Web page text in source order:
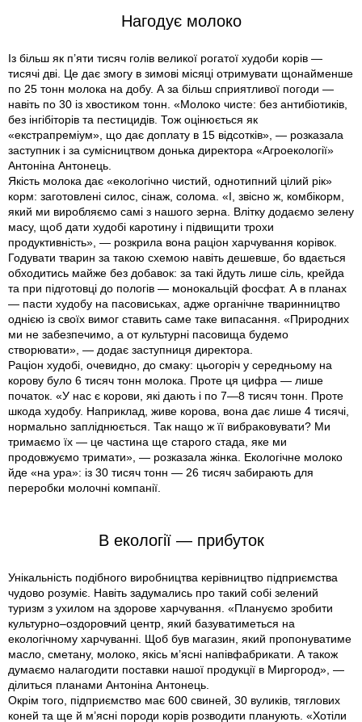
Нагодує молоко
Із більш як п’яти тисяч голів великої рогатої худоби корів —
тисячі дві. Це дає змогу в зимові місяці отримувати щонайменше
по 25 тонн молока на добу. А за більш сприятливої погоди —
навіть по 30 із хвостиком тонн. «Молоко чисте: без антибіотиків,
без інгібіторів та пестицидів. Тож оцінюється як
«екстрапреміум», що дає доплату в 15 відсотків», — розказала
заступник і за сумісництвом донька директора «Агроекології»
Антоніна Антонець.
Якість молока дає «екологічно чистий, однотипний цілий рік»
корм: заготовлені силос, сінаж, солома. «І, звісно ж, комбікорм,
який ми виробляємо самі з нашого зерна. Влітку додаємо зелену
масу, щоб дати худобі каротину і підвищити трохи
продуктивність», — розкрила вона раціон харчування корівок.
Годувати тварин за такою схемою навіть дешевше, бо вдається
обходитись майже без добавок: за такі йдуть лише сіль, крейда
та при підготовці до пологів — монокальцій фосфат. А в планах
— пасти худобу на пасовиськах, адже органічне тваринництво
однією із своїх вимог ставить саме таке випасання. «Природних
ми не забезпечимо, а от культурні пасовища будемо
створювати», — додає заступниця директора.
Раціон худобі, очевидно, до смаку: цьогоріч у середньому на
корову було 6 тисяч тонн молока. Проте ця цифра — лише
початок. «У нас є корови, які дають і по 7—8 тисяч тонн. Проте
шкода худобу. Наприклад, живе корова, вона дає лише 4 тисячі,
нормально запліднюється. Так нащо ж її вибраковувати? Ми
тримаємо їх — це частина ще старого стада, яке ми
продовжуємо тримати», — розказала жінка. Екологічне молоко
йде «на ура»: із 30 тисяч тонн — 26 тисяч забирають для
переробки молочні компанії.
В екології — прибуток
Унікальність подібного виробництва керівництво підприємства
чудово розуміє. Навіть задумались про такий собі зелений
туризм з ухилом на здорове харчування. «Плануємо зробити
культурно–оздоровчий центр, який базуватиметься на
екологічному харчуванні. Щоб був магазин, який пропонуватиме
масло, сметану, молоко, якісь м’ясні напівфабрикати. А також
думаємо налагодити поставки нашої продукції в Миргород», —
ділиться планами Антоніна Антонець.
Окрім того, підприємство має 600 свиней, 30 вуликів, тяглових
коней та ще й м’ясні породи корів розводити планують. «Хотіли